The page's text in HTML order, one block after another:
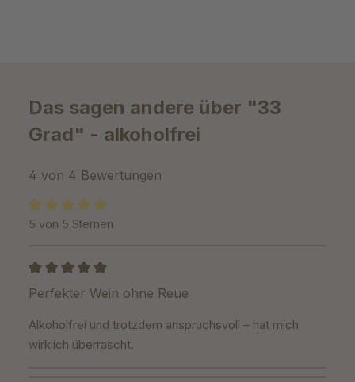
Das sagen andere über "33
Grad" - alkoholfrei
4 von 4 Bewertungen
Durchschnittliche Bewertung von 5 von 5 Sternen
5 von 5 Sternen
Bewertung mit 5 von 5 Sternen
Perfekter Wein ohne Reue
Alkoholfrei und trotzdem anspruchsvoll – hat mich
wirklich überrascht.